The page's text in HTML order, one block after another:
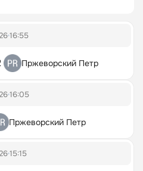
16:55
Пржеворский Петр
16:05
Пржеворский Петр
15:15